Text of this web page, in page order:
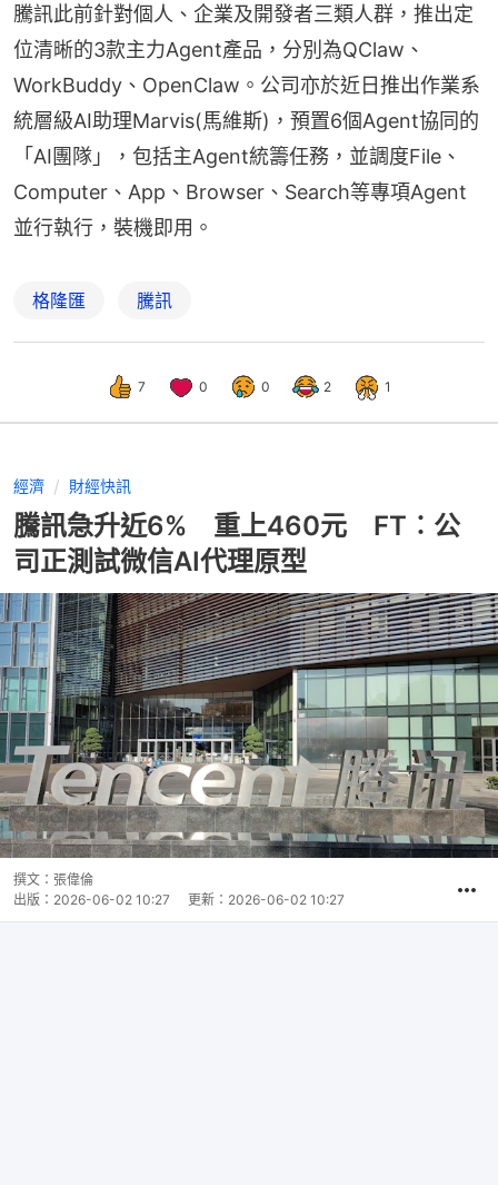
騰訊此前針對個人、企業及開發者三類人群，推出定
位清晰的3款主力Agent產品，分別為QClaw、
WorkBuddy、OpenClaw。公司亦於近日推出作業系
統層級AI助理Marvis(馬維斯)，預置6個Agent協同的
「AI團隊」，包括主Agent統籌任務，並調度File、
Computer、App、Browser、Search等專項Agent
並行執行，裝機即用。
格隆匯 騰訊
7 0 0 2 1
經濟 財經快訊
騰訊急升近6% 重上460元 FT︰公
司正測試微信AI代理原型
撰文： 張偉倫
出版： 2026-06-02 10:27 更新： 2026-06-02 10:27